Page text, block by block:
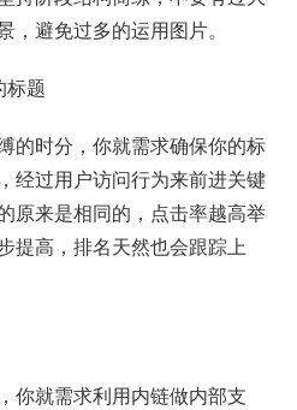
，避免过多的运用图片。
标题
的时分，你就需求确保你的标
经过用户访问行为来前进关键
原来是相同的，点击率越高举
提高，排名天然也会跟踪上
你就需求利用内链做内部支